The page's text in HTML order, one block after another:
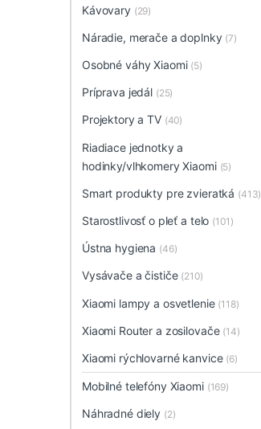
Kávovary (29)
Náradie, merače a doplnky (7)
Osobné váhy Xiaomi (5)
Príprava jedál (25)
Projektory a TV (40)
Riadiace jednotky a
hodinky/vlhkomery Xiaomi (5)
Smart produkty pre zvieratká (413)
Starostlivosť o pleť a telo (101)
Ústna hygiena (46)
Vysávače a čističe (210)
Xiaomi lampy a osvetlenie (118)
Xiaomi Router a zosilovače (14)
Xiaomi rýchlovarné kanvice (6)
Mobilné telefóny Xiaomi (169)
Náhradné diely (2)